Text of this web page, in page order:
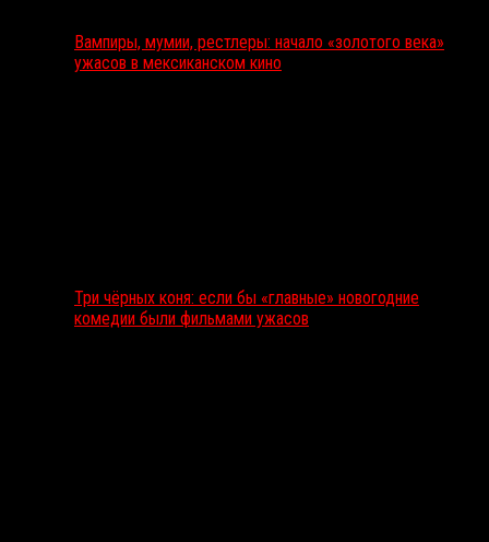
Вампиры, мумии, рестлеры: начало «золотого века»
ужасов в мексиканском кино
Три чёрных коня: если бы «главные» новогодние
комедии были фильмами ужасов